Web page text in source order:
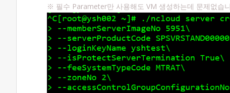
※ 필수 Parameter만 사용해도 VM 생성하는데 문제없습